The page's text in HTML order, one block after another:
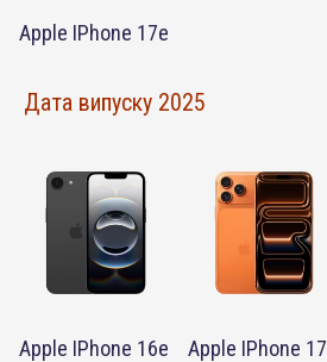
Apple IPhone 17e
Дата випуску 2025
Apple IPhone 16e
Apple IPhone 17